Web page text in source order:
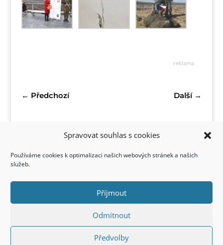
Spravovat souhlas s cookies
Používáme cookies k optimalizaci našich webových stránek a našich
služeb.
Příjmout
Odmítnout
Předvolby
reklama
← Předchozí Další→
Kontakt
Copyright © 2022 FirstStyle, All Rights Reserved